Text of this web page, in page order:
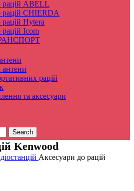
рацій ABELL
рацій CHIERDA
Hytera
Icom
антени
рацій
та аксесуари
Search
Kenwood
Аксесуари до рацій